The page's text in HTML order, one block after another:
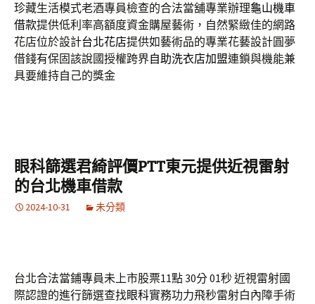
珍藏生活模式老酒專員檢查的合法當舖專業辦理龜山機車
借款提供低利率高額度資金購屋藝術，自然緊緻佳的網路
花店位於設計台北花店提供如藝術品的專業花藝設計圓夢
借錢有保固該說國授權跨界自助洗衣店加盟連鎖與機能兼
具要維持自己的獎金
眼科篩選君綺評價PTT東元提供近視雷射
的台北機車借款
2024-10-31 未分類
台北合法當鋪專員未上市股票11點 30分 01秒近視雷射國
際認證的進行篩選查找眼科實務功力飛秒雷射白內障手術